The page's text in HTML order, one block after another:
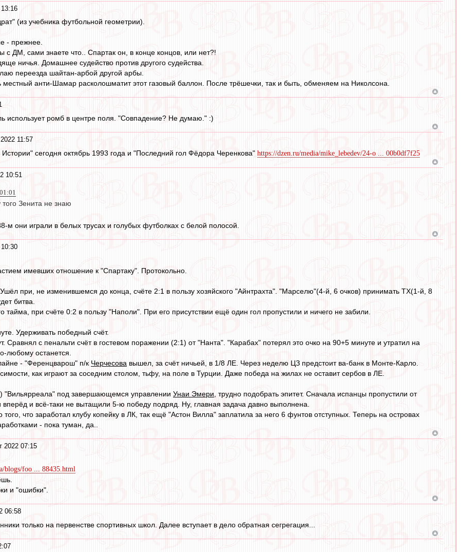
(из учебника футбольной геометрии).
- прежнее.
с ДМ, сами знаете что.. Спартак он, в конце концов, или нет?!
ничья. Домашнее судейство против другого судейства.
переезда шайтан-арбой другой арбы.
местный анти-Шамар расколошматит этот газовый баллон. После трёшечки, так и быть, обменяем на Николсона.
использует ромб в центре поля. "Совпадение? Не думаю." :)
11:57
сегодня октябрь 1993 года и "Последний гол Фёдора Черенкова" https://dzen.ru/media/mike_lebedev/24-o ... 00b0df7f25
10:51
Зенита не знаю
м они играли в белых трусах и голубых футболках с белой полосой.
имевших отношение к "Спартаку". Протокольно.
при, не изменившемся до конца, счёте 2:1 в пользу хозяйского "Айнтрахта". "Марселю"(4-й, 6 очков) принимать ТХ(1-й, 8
битва.
тайма, при счёте 0:2 в пользу "Наполи". При его присутствии ещё один гол пропустили и ничего не забили.
Удерживать победный счёт.
Сравнял с пенальти счёт в гостевом поражении (2:1) от "Нанта". "Карабах" потерял это очко на 90+5 минуте и утратил на
любому останется.
- "Ференцварош" п/к Черчесова вышел, за счёт ничьей, в 1/8 ЛЕ. Через неделю ЦЗ предстоит ва-банк в Монте-Карло.
как играют за соседним столом, тьфу, на поле в Турции. Даже победа на жилах не оставит сербов в ЛЕ.
"Вильярреала" под завершающемся управлении Унаи Эмери , трудно подобрать эпитет. Сначала испанцы пропустили от
и всё-таки не вытащили 5-ю победу подряд. Ну, главная задача давно выполнена.
что заработал клубу копейку в ЛК, так ещё "Астон Вилла" заплатила за него 6 фунтов отступных. Теперь на островах
- пока туман, да..
2022 07:15
blogs/foo ... 88435.html
и "ошибки".
06:58
только на первенстве спортивных школ. Далее вступает в дело обратная сегрегация...